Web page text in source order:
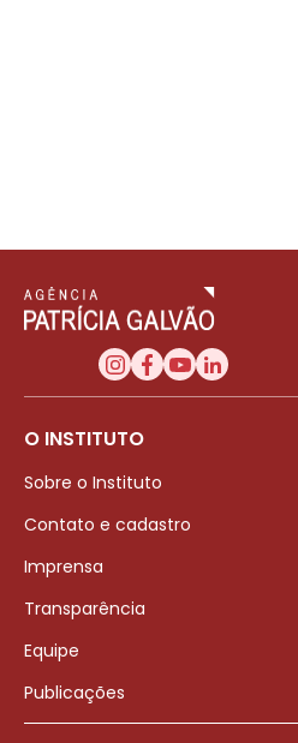
O INSTITUTO
Sobre o Instituto
Contato e cadastro
Imprensa
Transparência
Equipe
Publicações